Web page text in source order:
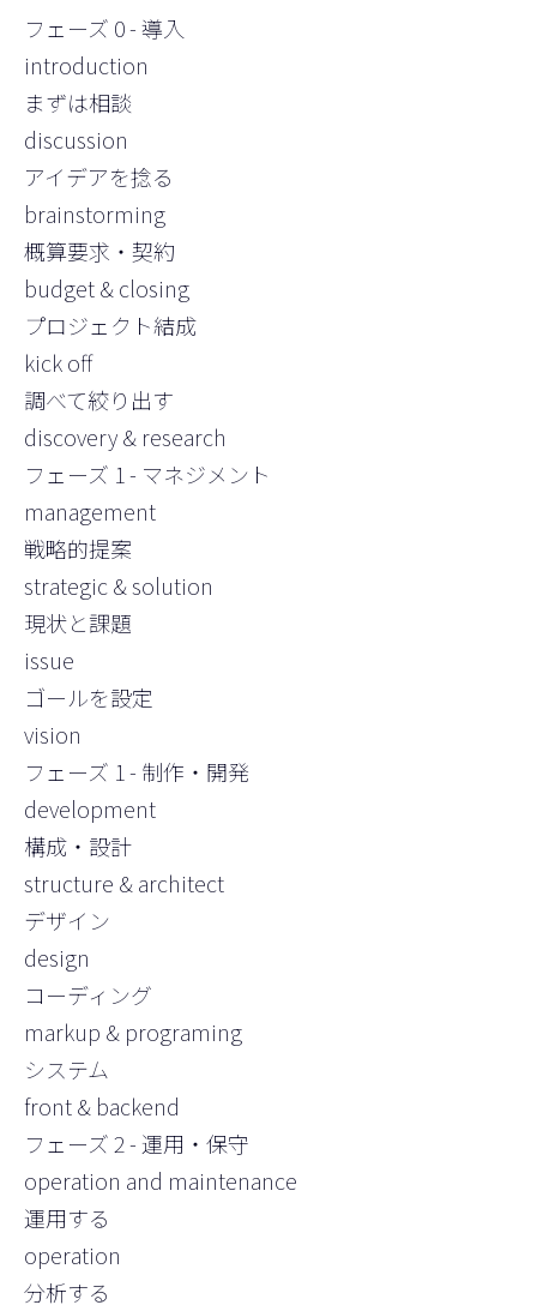
フェーズ 0 - 導入
introduction
まずは相談
discussion
アイデアを捻る
brainstorming
概算要求・契約
budget & closing
プロジェクト結成
kick off
調べて絞り出す
discovery & research
フェーズ 1 - マネジメント
management
戦略的提案
strategic & solution
現状と課題
issue
ゴールを設定
vision
フェーズ 1 - 制作・開発
development
構成・設計
structure & architect
デザイン
design
コーディング
markup & programing
システム
front & backend
フェーズ 2 - 運用・保守
operation and maintenance
運用する
operation
分析する